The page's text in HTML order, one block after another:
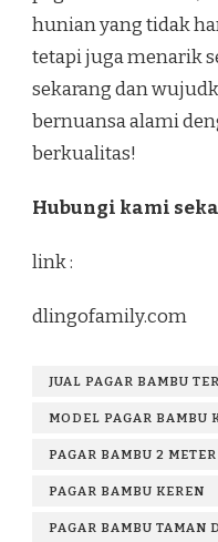
hunian yang tidak
tetapi juga menarik
sekarang dan
bernuansa alami
berkualitas!
Hubungi kami
link :
dlingofamily.com
JUAL PAGAR BAMBU
MODEL PAGAR BAMBU
PAGAR BAMBU 2 METER
PAGAR BAMBU KEREN
PAGAR BAMBU TAMAN